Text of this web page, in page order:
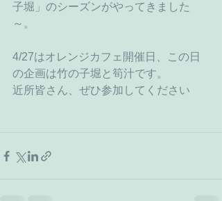
子堀」のシーズンがやってきました
～。
4/27はオレンジカフェ開催日、この日
の企画は竹の子堀と筍汁です。
近所皆さん、ぜひ参加してください